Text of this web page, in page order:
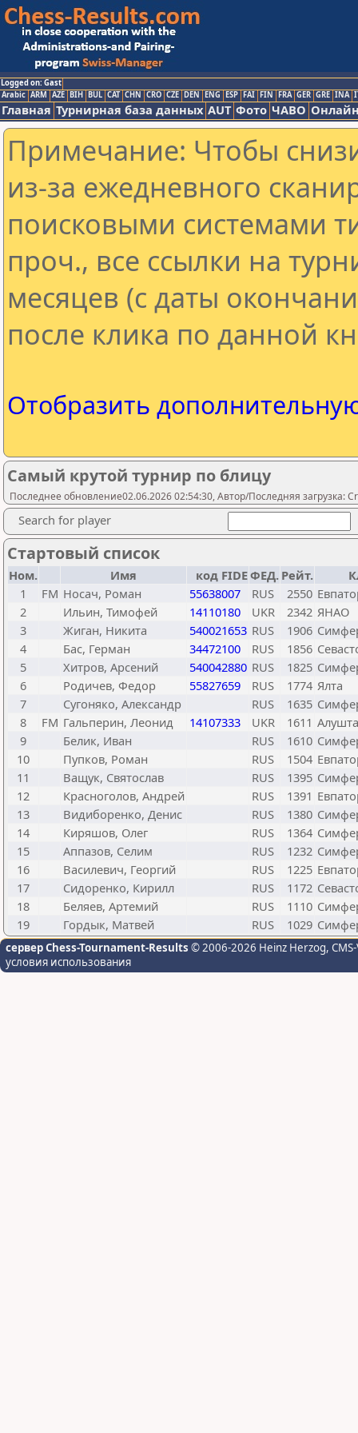
Logged on: Gast
Arabic ARM AZE BIH BUL CAT CHN CRO CZE DEN ENG ESP FAI FIN FRA GER GRE INA
Главная Турнирная база данных AUT Фото ЧАВО
Примечание: Чтобы
из-за ежедневного
поисковыми системами
проч., все ссылки на
месяцев (с даты
после клика по данной
Отобразить
Самый крутой турнир по блицу
Последнее обновление02.06.2026 02:54:30, Автор/Последняя загрузка:
Search for player
Стартовый список
Ном. Имя код FIDEФЕД. Рейт.
1
FM Носач, Роман 55638007 RUS 2550
2
Ильин, Тимофей 14110180 UKR 2342 ЯНАО
3
Жиган, Никита 540021653 RUS 1906
4
Бас, Герман 34472100 RUS 1856
5
Хитров, Арсений 540042880 RUS 1825
6
Родичев, Федор 55827659 RUS 1774 Ялта
7
Сугоняко, Александр RUS 1635
8
FM Гальперин, Леонид 14107333 UKR 1611 Алушта
9
Белик, Иван RUS 1610
10
Пупков, Роман RUS 1504
11
Ващук, Святослав RUS 1395
12
Красноголов, Андрей RUS 1391
13
Видиборенко, Денис RUS 1380
14
Киряшов, Олег RUS 1364
15
Аппазов, Селим RUS 1232
16
Василевич, Георгий RUS 1225
17
Сидоренко, Кирилл RUS 1172
18
Беляев, Артемий RUS 1110
19
Гордык, Матвей RUS 1029
сервер Chess-Tournament-Results © 2006-2026 Heinz Herzog,
условия использования